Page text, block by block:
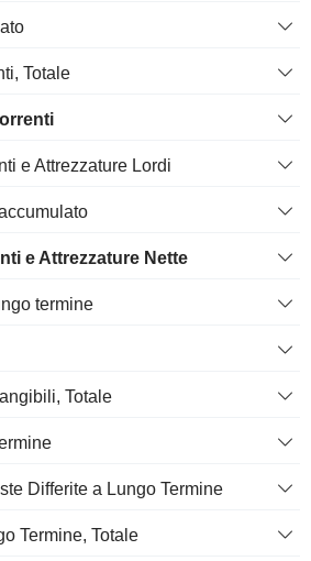
Totale
e Attrezzature Lordi
e Attrezzature Nette
termine
Totale
Differite a Lungo Termine
Termine, Totale